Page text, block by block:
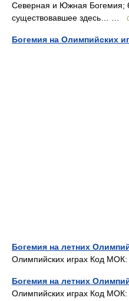
Северная и Южная Богемия;
существовавшее здесь… …
Богемия на Олимпийских
Богемия на летних
Олимпийских играх Код
Богемия на летних
Олимпийских играх Код